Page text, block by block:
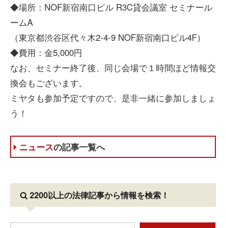
◆場所：NOF新宿南口ビル R3C貸会議室 セミナール
ームA
（東京都渋谷区代々木2-4-9 NOF新宿南口ビル4F）
◆費用：金5,000円
なお、セミナー終了後、同じ会場で１時間ほど情報交
換会もございます。
ミヤタも参加予定ですので、是非一緒に参加しましょ
う！
ニュースの記事一覧へ
2200以上の法律記事から情報を検索！